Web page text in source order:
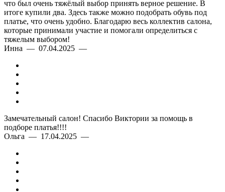
что был очень тяжёлый выбор принять верное решение. В
итоге купили два. Здесь также можно подобрать обувь под
платье, что очень удобно. Благодарю весь коллектив салона,
которые принимали участие и помогали определиться с
тяжелым выбором!
Инна — 07.04.2025 —
Замечательный салон! Спасибо Виктории за помощь в
подборе платья!!!!
Ольга — 17.04.2025 —